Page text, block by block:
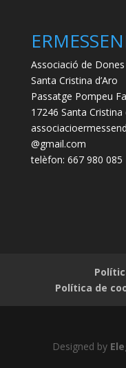
Associació de
Santa Cristina d’Aro
Passatge Pompeu
17246 Santa Cristina
@gmail.com
telèfon: 667 980 085
Política de
Designed by